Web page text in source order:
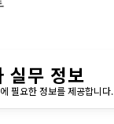
실무 정보
필요한 정보를 제공합니다.